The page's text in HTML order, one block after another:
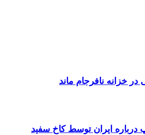
خزانه نافرجام ماند
درباره ایران توسط کاخ سفید